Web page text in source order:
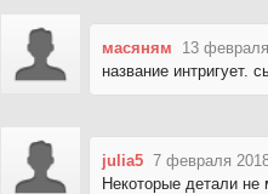
масяням
13
название интригует.
julia5 7 февраля
Некоторые детали